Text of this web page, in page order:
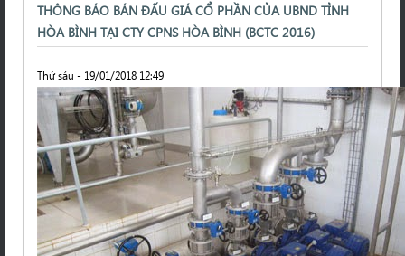
THÔNG BÁO BÁN ĐẤU GIÁ CỔ PHẦN CỦA UBND TỈNH
HÒA BÌNH TẠI CTY CPNS HÒA BÌNH (BCTC 2016)
Thứ sáu - 19/01/2018 12:49